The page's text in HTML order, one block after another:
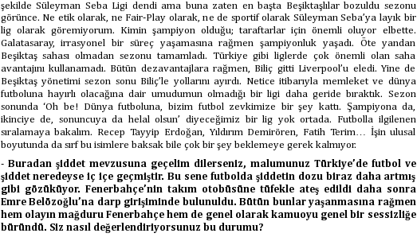
şekilde Süleyman Seba Ligi dendi ama buna zaten en başta Beşiktaşlılar bozuldu sezonu
görünce. Ne etik olarak, ne Fair-Play olarak, ne de sportif olarak Süleyman Seba’ya layık bir
lig olarak göremiyorum. Kimin şampiyon olduğu; taraftarlar için önemli oluyor elbette.
Galatasaray, irrasyonel bir süreç yaşamasına rağmen şampiyonluk yaşadı. Öte yandan
Beşiktaş sahası olmadan sezonu tamamladı. Türkiye gibi liglerde çok önemli olan saha
avantajını kullanamadı. Bütün dezavantajlara rağmen, Biliç gitti Liverpool’u eledi. Yine de
Beşiktaş yönetimi sezon sonu Biliç’le yollarını ayırdı. Netice itibarıyla memleket ve dünya
futboluna hayırlı olacağına dair umudumun olmadığı bir ligi daha geride bıraktık. Sezon
sonunda ‘Oh be! Dünya futboluna, bizim futbol zevkimize bir şey kattı. Şampiyona da,
ikinciye de, sonuncuya da helal olsun’ diyeceğimiz bir lig yok ortada. Futbolla ilgilenen
sıralamaya bakalım. Recep Tayyip Erdoğan, Yıldırım Demirören, Fatih Terim… İşin ulusal
boyutunda da sırf bu isimlere baksak bile çok bir şey beklemeye gerek kalmıyor.
- Buradan şiddet mevzusuna geçelim dilerseniz, malumunuz Türkiye’de futbol ve
şiddet neredeyse iç içe geçmiştir. Bu sene futbolda şiddetin dozu biraz daha artmış
gibi gözüküyor. Fenerbahçe’nin takım otobüsüne tüfekle ateş edildi daha sonra
Emre Belözoğlu’na darp girişiminde bulunuldu. Bütün bunlar yaşanmasına rağmen
hem olayın mağduru Fenerbahçe hem de genel olarak kamuoyu genel bir sessizliğe
büründü. Siz nasıl değerlendiriyorsunuz bu durumu?